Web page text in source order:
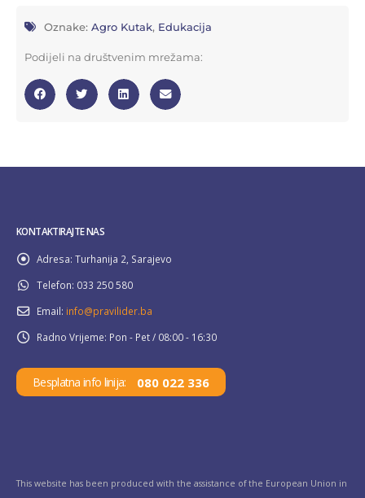
Oznake: Agro Kutak, Edukacija
Podijeli na društvenim mrežama:
KONTAKTIRAJTE NAS
Adresa: Turhanija 2, Sarajevo
Telefon: 033 250 580
Email: info@pravilider.ba
Radno Vrijeme: Pon - Pet / 08:00 - 16:30
Besplatna info linija: 080 022 336
This website has been produced with the assistance of the European Union in